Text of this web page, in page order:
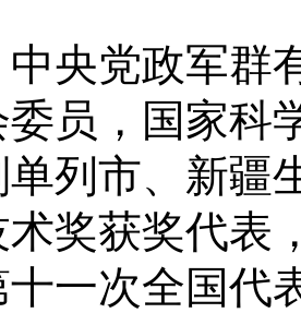
党政军群有
委员，国家科
单列市、新疆
术奖获奖代表
一次全国代